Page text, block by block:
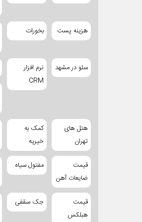
هزینه پست بخورات
سئو در مشهد
نرم افزار
CRM
هتل های
تهران
کمک به
خیریه
قیمت
ضایعات آهن
مفتول سیاه
قیمت
هبلکس
جک سقفی